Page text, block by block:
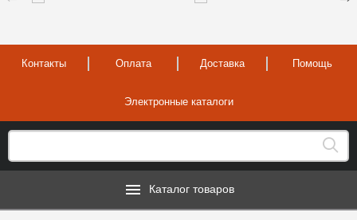
Контакты Оплата Доставка Помощь
Электронные каталоги
Каталог товаров